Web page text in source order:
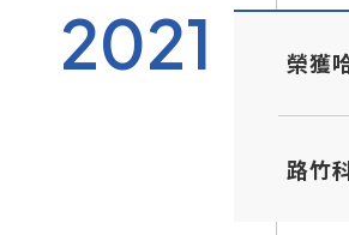
2021 榮獲
路竹